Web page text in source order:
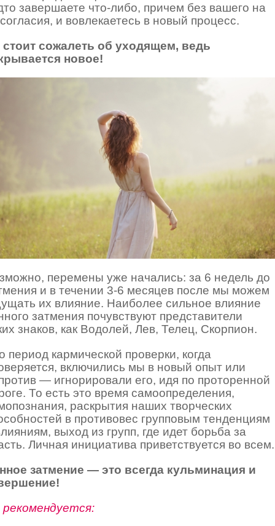
завершаете что-либо, причем без вашего на
и вовлекаетесь в новый процесс.
сожалеть об уходящем, ведь
новое!
перемены уже начались: за 6 недель до
и в течении 3-6 месяцев после мы можем
их влияние. Наиболее сильное влияние
затмения почувствуют представители
знаков, как Водолей, Лев, Телец, Скорпион.
период кармической проверки, когда
включились мы в новый опыт или
— игнорировали его, идя по проторенной
То есть это время самоопределения,
раскрытия наших творческих
в противовес групповым тенденциям
выход из групп, где идет борьба за
Личная инициатива приветствуется во всем.
затмение — это всегда кульминация и